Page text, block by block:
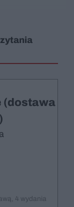
(dostawa
4 wydania